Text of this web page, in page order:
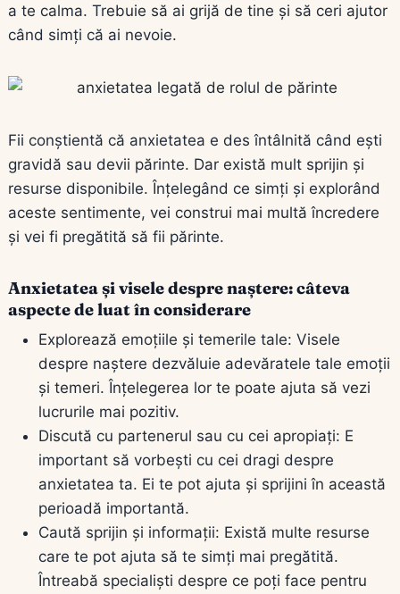
a te calma. Trebuie să ai grijă de tine și să ceri ajutor
când simți că ai nevoie.
Fii conștientă că anxietatea e des întâlnită când ești
gravidă sau devii părinte. Dar există mult sprijin și
resurse disponibile. Înțelegând ce simți și explorând
aceste sentimente, vei construi mai multă încredere
și vei fi pregătită să fii părinte.
Anxietatea și visele despre naștere: câteva
aspecte de luat în considerare
Explorează emoțiile și temerile tale: Visele
despre naștere dezvăluie adevăratele tale emoții
și temeri. Înțelegerea lor te poate ajuta să vezi
lucrurile mai pozitiv.
Discută cu partenerul sau cu cei apropiați: E
important să vorbești cu cei dragi despre
anxietatea ta. Ei te pot ajuta și sprijini în această
perioadă importantă.
Caută sprijin și informații: Există multe resurse
care te pot ajuta să te simți mai pregătită.
Întreabă specialiști despre ce poți face pentru